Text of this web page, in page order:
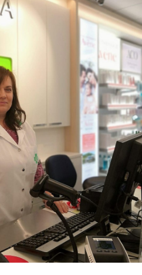
ja isännöinti
30 vuotta
vanhaan